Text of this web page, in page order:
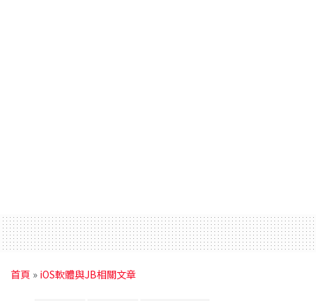
首頁 » iOS軟體與JB相關文章